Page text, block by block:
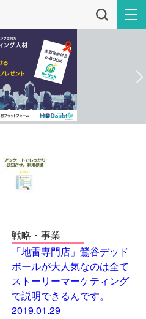
戦略・事業
「地雷専門店」鶯谷デッド
ボールが大人気なのは全て
ストーリーマーケティング
で説明できるんです。
2019.01.29